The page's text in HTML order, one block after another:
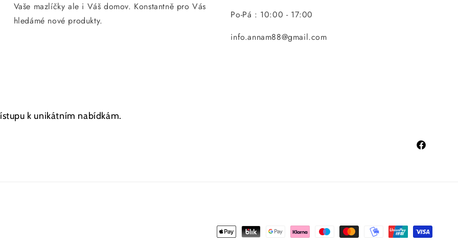
Vaše mazlíčky ale i Váš domov. Konstantně pro Vás
hledámé nové produkty.
Po-Pá : 10:00 - 17:00
info.annam88@gmail.com
k unikátním nabídkám.
Facebook
Platební